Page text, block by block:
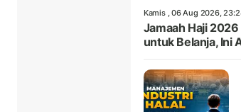
Kamis , 06 Aug 2026,
Jamaah Haji
untuk Belanja, Ini